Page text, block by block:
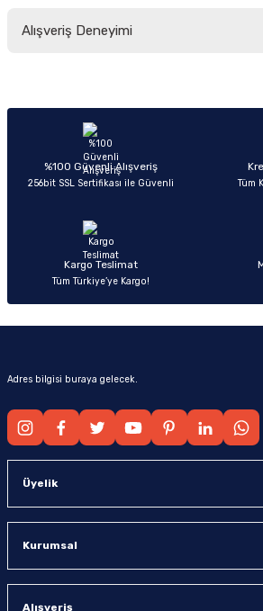
yetersiz gördüğünüz noktaları öneri formunu
Ürün açıklamasında eksik bilgiler bulunuyor.
Ürün bilgilerinde hatalar bulunuyor.
Ürün fiyatı diğer sitelerden daha pahalı.
Alışveriş Deneyimi
Sitemize ilk yorumu siz
%100 Güvenli Alışveriş
256bit SSL Sertifikası ile Güvenli Tüm
Kargo Teslimat
Tüm Türkiye’ye Kargo!
Adres bilgisi buraya gelecek.
Üyelik
Kurumsal
Alışveriş